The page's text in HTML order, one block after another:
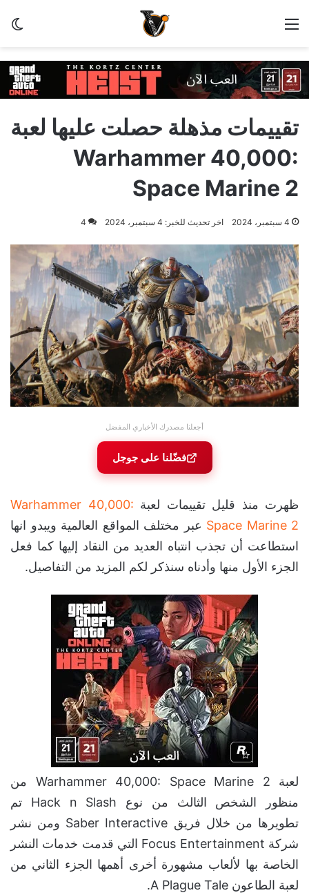
القائمة
تقييمات مذهلة حصلت عليها لعبة
Warhammer 40,000:
Space Marine 2
4 سبتمبر، 2024 اخر تحديث للخبر: 4 سبتمبر، 2024 4
أجعلنا مصدرك الأخباري المفضل
فضّلنا على جوجل
ظهرت منذ قليل تقييمات لعبة Warhammer 40,000:
Space Marine 2 عبر مختلف المواقع العالمية ويبدو انها
استطاعت أن تجذب انتباه العديد من النقاد إليها كما فعل
الجزء الأول منها وأدناه سنذكر لكم المزيد من التفاصيل.
لعبة Warhammer 40,000: Space Marine 2 من
منظور الشخص الثالث من نوع Hack n Slash تم
تطويرها من خلال فريق Saber Interactive ومن نشر
شركة Focus Entertainment التي قدمت خدمات النشر
الخاصة بها لألعاب مشهورة أخرى أهمها الجزء الثاني من
لعبة الطاعون A Plague Tale.